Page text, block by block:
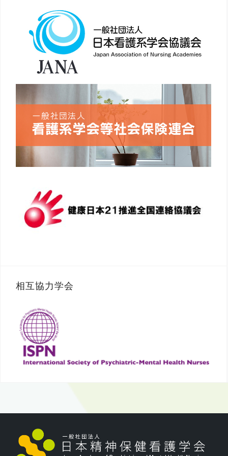
相互協力学会